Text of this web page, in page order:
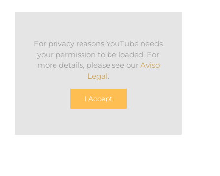
For privacy reasons YouTube needs
your permission to be loaded. For
more details, please see our Aviso
Legal.
I Accept